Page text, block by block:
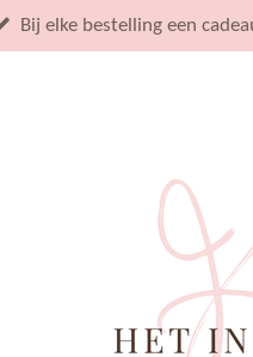
Bij elke bestelling een